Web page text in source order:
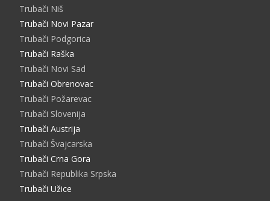
Trubači Niš
Trubači Novi Pazar
Trubači Podgorica
Trubači Raška
Trubači Novi Sad
Trubači Obrenovac
Trubači Požarevac
Trubači Slovenija
Trubači Austrija
Trubači Švajcarska
Trubači Crna Gora
Trubači Republika Srpska
Trubači Užice